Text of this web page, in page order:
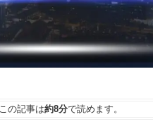
この記事は約8分で読めます。